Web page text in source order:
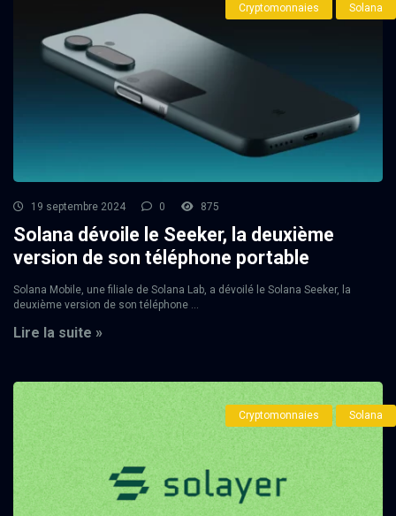
Cryptomonnaies Solana
19 septembre 2024 0 875
Solana dévoile le Seeker, la deuxième
version de son téléphone portable
Solana Mobile, une filiale de Solana Lab, a dévoilé le Solana Seeker, la
deuxième version de son téléphone ...
Lire la suite »
Cryptomonnaies Solana